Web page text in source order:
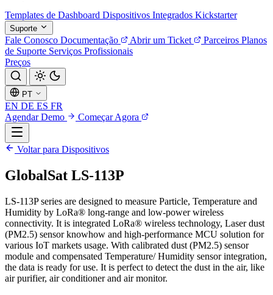
Templates de Dashboard Dispositivos Integrados Kickstarter
Suporte
Fale Conosco Documentação Abrir um Ticket Parceiros Planos
de Suporte Serviços Profissionais
Preços
PT
EN DE ES FR
Agendar Demo
Começar Agora
Voltar para Dispositivos
GlobalSat LS-113P
LS-113P series are designed to measure Particle, Temperature and
Humidity by LoRa® long-range and low-power wireless
connectivity. It is integrated LoRa® wireless technology, Laser dust
(PM2.5) sensor knowhow and high-performance MCU solution for
various IoT markets usage. With calibrated dust (PM2.5) sensor
module and compensated Temperature/ Humidity sensor integration,
the data is ready for use. It is perfect to detect the dust in the air, like
air purifier, air conditioner and air monitor.